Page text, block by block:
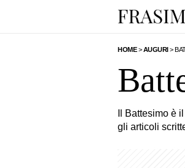
HOME>AUGURI>
Il Battesimo è
gli articoli